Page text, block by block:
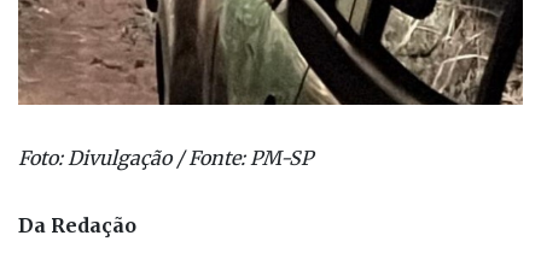
Foto: Divulgação / Fonte: PM-SP
Da Redação